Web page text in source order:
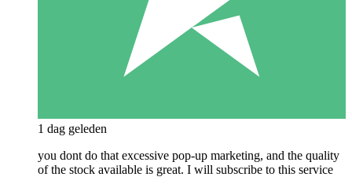
1 dag geleden
you dont do that excessive pop-up marketing, and the quality
of the stock available is great. I will subscribe to this service